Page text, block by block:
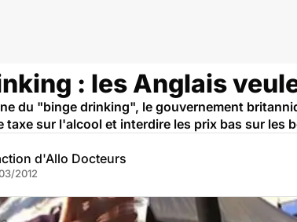
: les Anglais
du "binge drinking", le gouvernement
taxe sur l'alcool et interdire les prix bas sur les
d'Allo Docteurs
2012